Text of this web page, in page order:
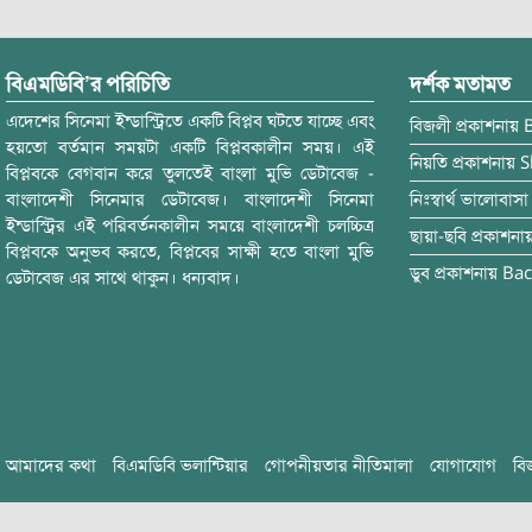
বিএমডিবি’র পরিচিতি
এদেশের সিনেমা ইন্ডাস্ট্রিতে একটি বিপ্লব ঘটতে যাচ্ছে এবং
হয়তো বর্তমান সময়টা একটি বিপ্লবকালীন সময়। এই
বিপ্লবকে বেগবান করে তুলতেই বাংলা মুভি ডেটাবেজ -
বাংলাদেশী সিনেমার ডেটাবেজ। বাংলাদেশী সিনেমা
ইন্ডাস্ট্রির এই পরিবর্তনকালীন সময়ে বাংলাদেশী চলচ্চিত্র
বিপ্লবকে অনুভব করতে, বিপ্লবের সাক্ষী হতে বাংলা মুভি
ডেটাবেজ এর সাথে থাকুন। ধন্যবাদ।
দর্শক মতামত
বিজলী প্রকাশনায়
নিয়তি প্রকাশনায়
নিঃস্বার্থ ভালোবাসা
ছায়া-ছবি
ডুব প্রকাশনায়
আমাদের কথা বিএমডিবি ভলান্টিয়ার গোপনীয়তার নীতিমালা যোগাযোগ